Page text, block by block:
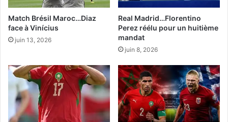
à
R
o
m
r
e
d
i
Match Brésil Maroc…Diaz
face à Vinícius
juin 13, 2026
Real Madrid…Florentino
Perez réélu pour un huitième
mandat
juin 8, 2026